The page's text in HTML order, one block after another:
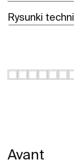
Rysunki
Avant